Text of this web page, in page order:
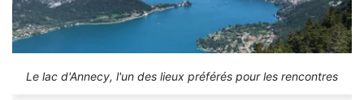
Le lac d'Annecy, l'un des lieux préférés pour les rencontres